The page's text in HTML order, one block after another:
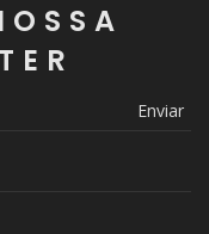
Enviar